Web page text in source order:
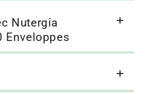
Nutergia
Enveloppes